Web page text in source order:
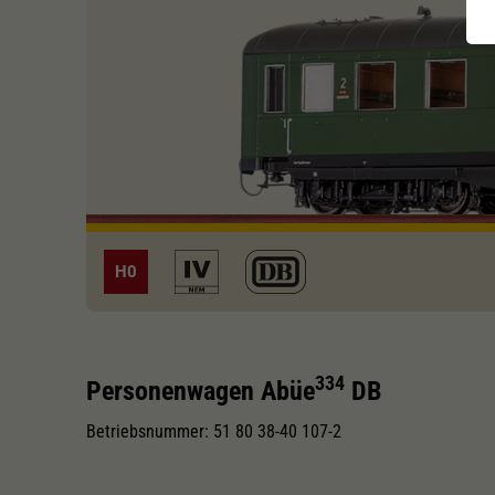
H0
Personenwagen Abüe334 DB
Betriebsnummer: 51 80 38-40 107-2